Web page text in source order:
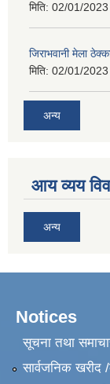
मिति: 02/01/
जिराभवानी मेला
मिति: 02/01/
अन्य
आय व्यय
अन्य
Notices
सूचना तथा
सार्वजनिक खरीद